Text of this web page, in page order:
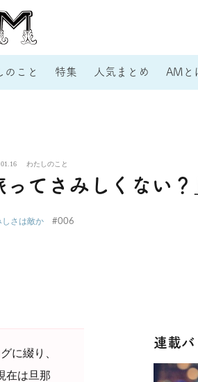
のこと 特集 人気まとめ AMと
わたしのこと
てさみしくない
しさは敵か #006
に綴り、
在は旦那
連載バ